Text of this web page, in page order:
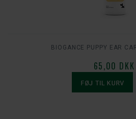
BIOGANCE PUPPY EAR
65,00 DKK